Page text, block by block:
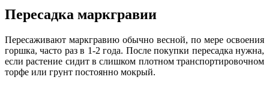
Пересадка маркгравии
Пересаживают маркгравию обычно весной, по мере освоения
горшка, часто раз в 1-2 года. После покупки пересадка нужна,
если растение сидит в слишком плотном транспортировочном
торфе или грунт постоянно мокрый.